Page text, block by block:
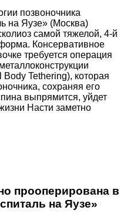
позвоночника
на Яузе» (Москва)
самой тяжелой, 4-й
Консервативное
требуется операция
Tethering), которая
сохраняя его
выпрямится, уйдет
Насти заметно
прооперирована в
на Яузе»